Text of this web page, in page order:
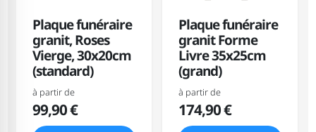
Plaque funéraire
granit, Roses
Vierge, 30x20cm
(standard)
à partir de
99,90 €
Plaque funéraire
granit Forme
Livre 35x25cm
(grand)
à partir de
174,90 €